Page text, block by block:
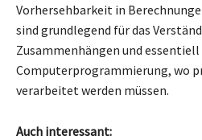
Vorhersehbarkeit in
sind grundlegend für das
Zusammenhängen und essentiell
Computerprogrammierung, wo
verarbeitet werden müssen.
Auch interessant: